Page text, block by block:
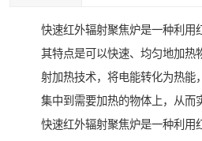
快速红外辐射聚焦炉是一种利用
其特点是可以快速、均匀地加热
射加热技术，将电能转化为热能
集中到需要加热的物体上，从而
快速红外辐射聚焦炉是一种利用